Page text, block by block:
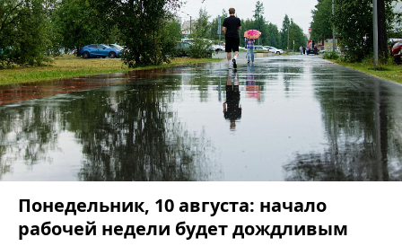
Понедельник, 10 августа: начало
рабочей недели будет дождливым